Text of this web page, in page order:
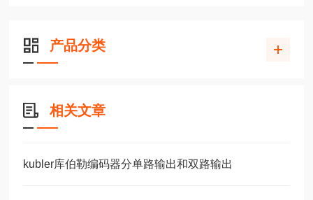
产品分类
相关文章
kubler库伯勒编码器分单路输出和双路输出